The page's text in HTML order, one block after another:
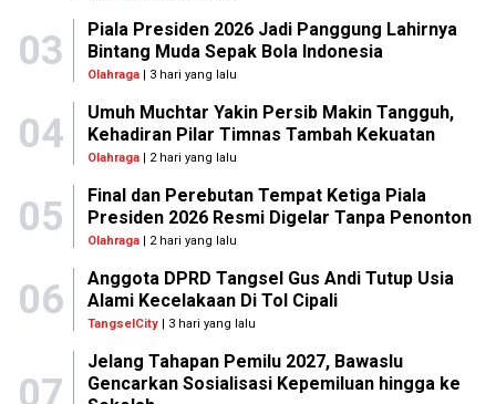
03
Piala Presiden 2026 Jadi Panggung Lahirnya
Bintang Muda Sepak Bola Indonesia
Olahraga| 3 hari yang lalu
04
Umuh Muchtar Yakin Persib Makin Tangguh,
Kehadiran Pilar Timnas Tambah Kekuatan
Olahraga| 2 hari yang lalu
05
Final dan Perebutan Tempat Ketiga Piala
Presiden 2026 Resmi Digelar Tanpa Penonton
Olahraga| 2 hari yang lalu
06
Anggota DPRD Tangsel Gus Andi Tutup Usia
Alami Kecelakaan Di Tol Cipali
TangselCity| 3 hari yang lalu
07
Jelang Tahapan Pemilu 2027, Bawaslu
Gencarkan Sosialisasi Kepemiluan hingga ke